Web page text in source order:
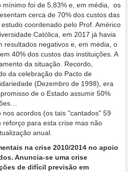
mínimo foi de 5,83% e, em média, os
cerca de 70% dos custos das
coordenado pelo Prof. Américo
Católica, em 2017 já havia
resultados negativos e, em média, o
40% dos custos das instituições. A
da situação. Recordo,
da celebração do Pacto de
(Dezembro de 1998), era
de o Estado assumir 50%
nos acordos (os tais "cantados" 59
reforço para esta crise mas não
anual.
na crise 2010/2014 no apoio
Anuncia-se uma crise
de difícil previsão em